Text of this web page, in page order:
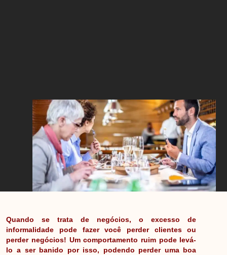
Quando se trata de negócios, o excesso de
informalidade pode fazer você perder clientes ou
perder negócios! Um comportamento ruim pode levá-
lo a ser banido por isso, podendo perder uma boa